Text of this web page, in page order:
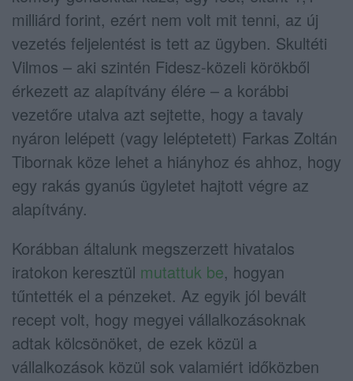
milliárd forint, ezért nem volt mit tenni, az új
vezetés feljelentést is tett az ügyben. Skultéti
Vilmos – aki szintén Fidesz-közeli körökből
érkezett az alapítvány élére – a korábbi
vezetőre utalva azt sejtette, hogy a tavaly
nyáron lelépett (vagy leléptetett) Farkas Zoltán
Tibornak köze lehet a hiányhoz és ahhoz, hogy
egy rakás gyanús ügyletet hajtott végre az
alapítvány.
Korábban általunk megszerzett hivatalos
iratokon keresztül mutattuk be, hogyan
tűntették el a pénzeket. Az egyik jól bevált
recept volt, hogy megyei vállalkozásoknak
adtak kölcsönöket, de ezek közül a
vállalkozások közül sok valamiért időközben